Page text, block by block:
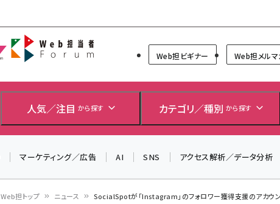
Web担当者Forum
Web担ビギナー Web担メルマ
人気／注目 から探す カテゴリ／種別 から探す
マーケティング／広告 AI SNS アクセス解析／データ分析
Web担トップ ニュース SocialSpotが「Instagram」のフォロワー獲得支援のアカウ
＼ 8月27日開催、申し込み受
生成AIをマーケティング等に
るセミナーイベント「生成AI
▼申し込みはこちらから▼